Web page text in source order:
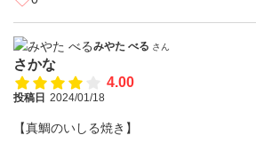
みやた べる さん
さかな
4.00
投稿日 2024/01/18
【真鯛のいしる焼き】